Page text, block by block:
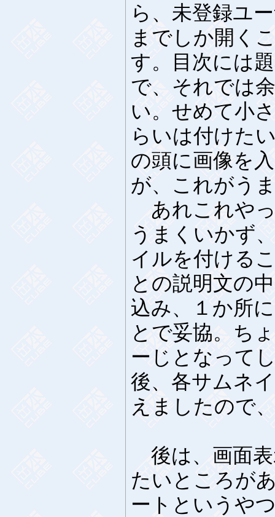
ら、未登録ユ
までしか開く
す。目次には
で、それでは
い。せめて小
らいは付けた
の頭に画像を
が、これがう
あれこれや
うまくいかず
イルを付ける
との説明文の
込み、１か所
とで妥協。ち
ーじとなって
後、各サムネ
えましたので
後は、画面
たいところが
ートというや